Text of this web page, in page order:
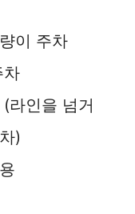
이 주차
차
라인을 넘거
)